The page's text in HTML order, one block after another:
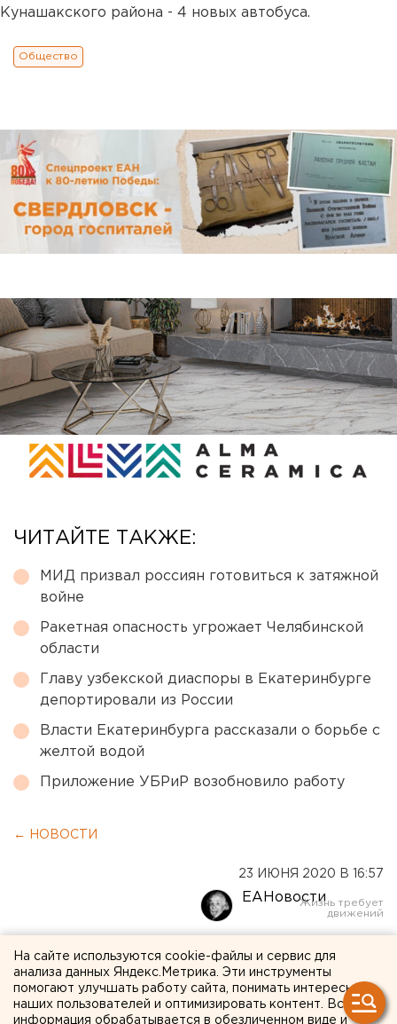
Кунашакского района - 4 новых автобуса.
Общество
ЧИТАЙТЕ ТАКЖЕ:
МИД призвал россиян готовиться к затяжной
войне
Ракетная опасность угрожает Челябинской
области
Главу узбекской диаспоры в Екатеринбурге
депортировали из России
Власти Екатеринбурга рассказали о борьбе с
желтой водой
Приложение УБРиР возобновило работу
← НОВОСТИ
23 ИЮНЯ 2020 В 16:57
ЕАНовости
Куйвашев предложил
увеличить максимальную
сумму льготного
На сайте используются cookie-файлы и сервис для
анализа данных Яндекс.Метрика. Эти инструменты
помогают улучшать работу сайта, понимать интересы
наших пользователей и оптимизировать контент. Вся
информация обрабатывается в обезличенном виде и